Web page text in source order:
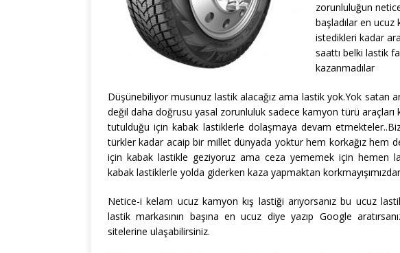
zorunluluğun
başladılar en ucuz
istedikleri kadar
saattı belki lastik
kazanmadılar
Düşünebiliyor musunuz lastik alacağız ama lastik yok.Yok satan
değil daha doğrusu yasal zorunluluk sadece kamyon türü araçları
tutulduğu için kabak lastiklerle dolaşmaya devam
türkler kadar acaip bir millet dünyada yoktur hem korkağız hem
için kabak lastikle geziyoruz ama ceza yememek için hemen
kabak lastiklerle yolda giderken kaza yapmaktan
Netice-i kelam ucuz kamyon kış lastiği arıyorsanız bu ucuz
lastik markasının başına en ucuz diye yazıp Google
sitelerine ulaşabilirsiniz.